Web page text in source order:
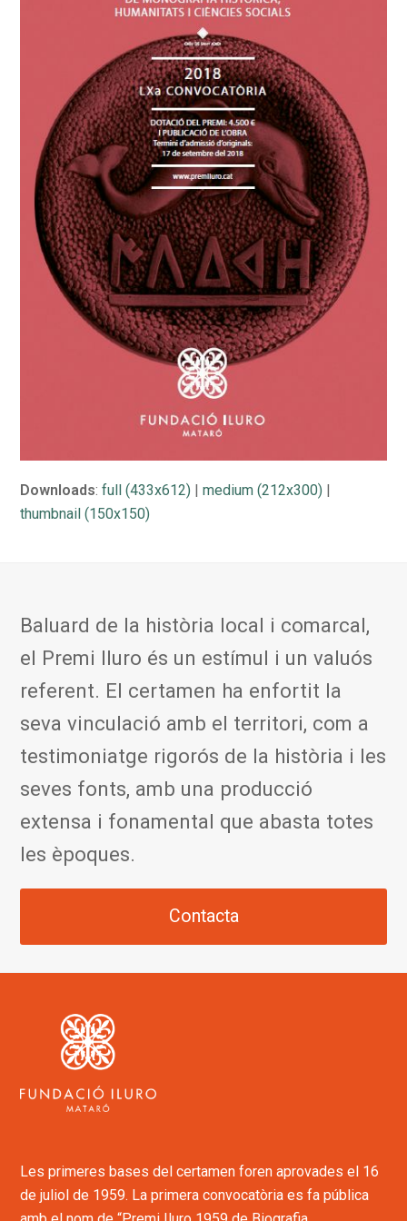
Downloads:full (433x612) |medium (212x300) |
thumbnail (150x150)
Baluard de la història local i comarcal,
el Premi Iluro és un estímul i un valuós
referent. El certamen ha enfortit la
seva vinculació amb el territori, com a
testimoniatge rigorós de la història i les
seves fonts, amb una producció
extensa i fonamental que abasta totes
les èpoques.
Contacta
Les primeres bases del certamen foren aprovades el 16
de juliol de 1959. La primera convocatòria es fa pública